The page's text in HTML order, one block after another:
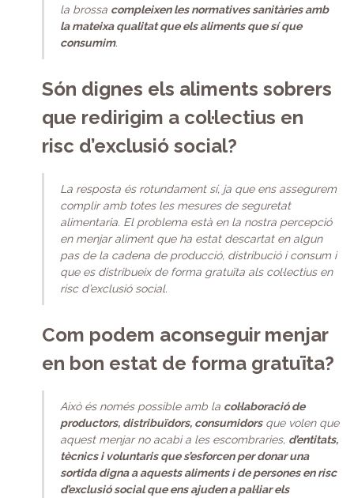
la brossa compleixen les normatives sanitàries amb
la mateixa qualitat que els aliments que sí que
consumim.
Són dignes els aliments sobrers
que redirigim a col·lectius en
risc d’exclusió social?
La resposta és rotundament sí, ja que ens assegurem
complir amb totes les mesures de seguretat
alimentaria. El problema està en la nostra percepció
en menjar aliment que ha estat descartat en algun
pas de la cadena de producció, distribució i consum i
que es distribueix de forma gratuïta als col·lectius en
risc d’exclusió social.
Com podem aconseguir menjar
en bon estat de forma gratuïta?
Això és només possible amb la col·laboració de
productors, distribuïdors, consumidorsque volen que
aquest menjar no acabi a les escombraries, d’entitats,
tècnics i voluntaris que s’esforcen per donar una
sortida digna a aquests aliments i de persones en risc
d’exclusió social que ens ajuden a pal·liar els